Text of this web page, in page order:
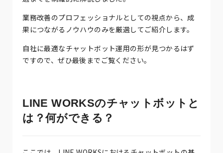
業務改善のプロフェッショナルとしての視点から、成
果につながるノウハウのみを厳選してご紹介します。
自社に最適なチャットボット運用の形が見つかるはず
ですので、ぜひ最後までご覧ください。
LINE WORKSのチャットボットと
は？何ができる？